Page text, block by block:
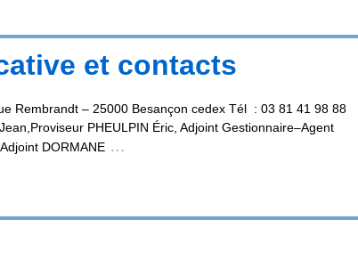
et contacts
Rembrandt – 25000 Besançon cedex Tél : 03 81 41 98 88
PHEULPIN Éric, Adjoint Gestionnaire–Agent
DORMANE …